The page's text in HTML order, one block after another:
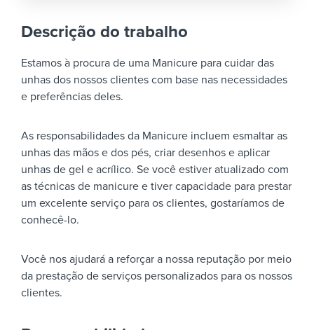
Descrição do trabalho
Estamos à procura de uma Manicure para cuidar das
unhas dos nossos clientes com base nas necessidades
e preferências deles.
As responsabilidades da Manicure incluem esmaltar as
unhas das mãos e dos pés, criar desenhos e aplicar
unhas de gel e acrílico. Se você estiver atualizado com
as técnicas de manicure e tiver capacidade para prestar
um excelente serviço para os clientes, gostaríamos de
conhecê-lo.
Você nos ajudará a reforçar a nossa reputação por meio
da prestação de serviços personalizados para os nossos
clientes.